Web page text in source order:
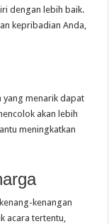
dengan lebih baik.
kepribadian Anda,
yang menarik dapat
akan lebih
meningkatkan
kenangan
acara tertentu,